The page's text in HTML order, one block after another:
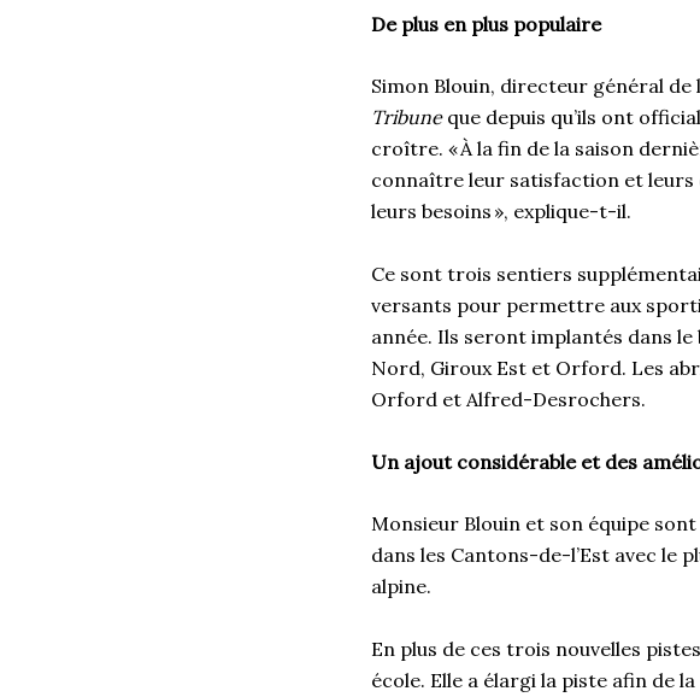
De plus en plus populaire
Simon Blouin, directeur général
Tribuneque depuis qu’ils ont
croître. « À la fin de la saison
connaître leur satisfaction et
leurs besoins », explique-t-il.
Ce sont trois sentiers
versants pour permettre aux
année. Ils seront implantés dans le
Nord, Giroux Est et Orford. Les
Orford et Alfred-Desrochers.
Un ajout considérable et des
Monsieur Blouin et son équipe
dans les Cantons-de-l’Est avec le
alpine.
En plus de ces trois nouvelles
école. Elle a élargi la piste afin de